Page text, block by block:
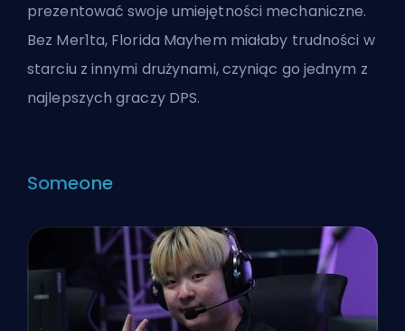
prezentować swoje umiejętności mechaniczne.
Bez Mer1ta, Florida Mayhem miałaby trudności w
starciu z innymi drużynami, czyniąc go jednym z
najlepszych graczy DPS.
Someone